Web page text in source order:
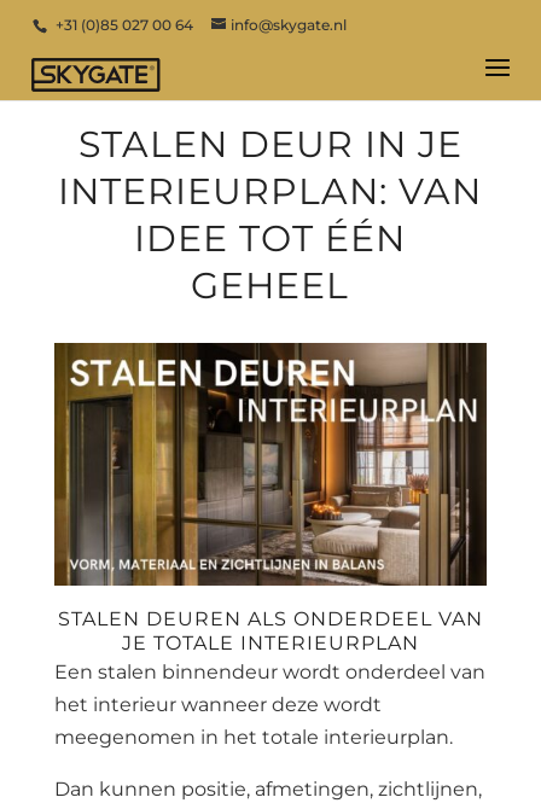
+31 (0)85 027 00 64 info@skygate.nl
STALEN DEUR IN JE
INTERIEURPLAN: VAN
IDEE TOT ÉÉN
GEHEEL
STALEN DEUREN ALS ONDERDEEL VAN
JE TOTALE INTERIEURPLAN
Een stalen binnendeur wordt onderdeel van
het interieur wanneer deze wordt
meegenomen in het totale interieurplan.
Dan kunnen positie, afmetingen, zichtlijnen,